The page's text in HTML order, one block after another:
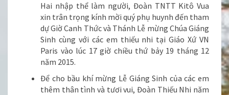
Hai nhập thể làm người, Đoàn TNTT Kitô Vua
xin trân trọng kính mời quý phụ huynh đến tham
dự Giờ Canh Thức và Thánh Lễ mừng Chúa Giáng
Sinh cùng với các em thiếu nhi tại Giáo Xứ VN
Paris vào lúc 17 giờ chiều thứ bảy 19 tháng 12
năm 2015.
Để cho bầu khí mừng Lễ Giáng Sinh của các em
thêm thân tình và tươi vui, Đoàn Thiếu Nhi năm